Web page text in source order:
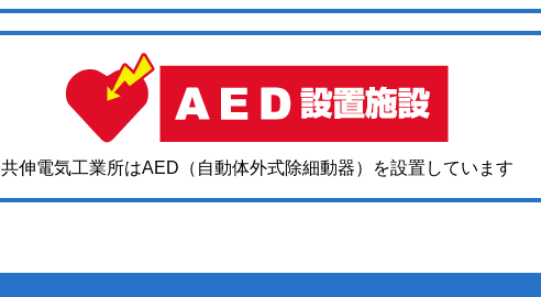
共伸電気工業所はAED（自動体外式除細動器）を設置しています